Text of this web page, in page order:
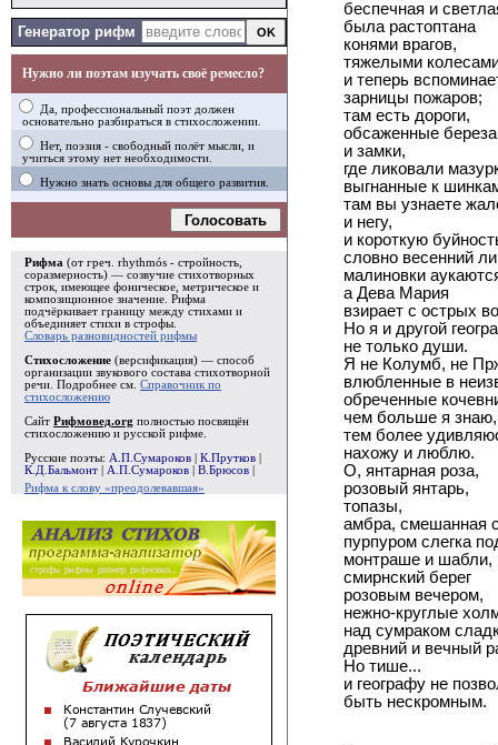
Генератор рифм
Нужно ли поэтам изучать своё ремесло?
Да, профессиональный поэт должен
основательно разбираться в стихосложении.
Нет, поэзия - свободный полёт мысли, и
учиться этому нет необходимости.
Нужно знать основы для общего развития.
Голосовать
Рифма (от греч. rhythmós - стройность,
соразмерность) — созвучие стихотворных
строк, имеющее фоническое, метрическое и
композиционное значение. Рифма
подчёркивает границу между стихами и
объединяет стихи в строфы
Словарь разновидностей рифмы
Стихосложение (версификация) — способ
организации звукового состава стихотворной
речи. Подробнее см. Справочник по
стихосложению
Сайт Рифмовед.org полностью посвящён
стихосложению и русской рифме.
Русские поэты: А.П.Сумароков К.Прутков
К.Д.Бальмонт
А.П.Сумароков В.Брюсов
Рифма к слову «преодолевавшая»
беспечная и
была растоптана
конями врагов,
тяжелыми
и теперь
зарницы пожаров;
там есть дороги,
обсаженные
и замки,
где ликовали
выгнанные к
там вы узнаете
и негу,
и короткую
словно весенний
малиновки
а Дева Мария
взирает с острых
Но я и другой
не только души.
Я не Колумб, не
влюбленные в
обреченные
чем больше я знаю,
тем более
нахожу и люблю.
О, янтарная роза,
розовый янтарь,
топазы,
амбра, смешанная
пурпуром слегка
монтраше и шабли,
смирнский берег
розовым вечером,
нежно-круглые
над сумраком
древний и вечный
Но тише...
и географу не
быть нескромным.